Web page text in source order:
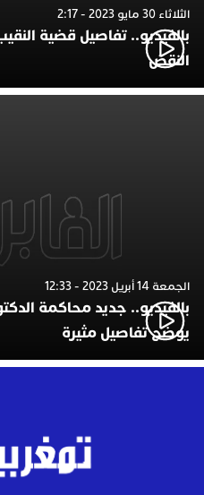
الثلاثاء 30 مايو 2023 - 2:17
بالفيديو.. تفاصيل قضية
النقض
الجمعة 14 أبريل 2023 - 12:33
بالفيديو.. جديد محاكمة
يوضح تفاصيل مثيرة